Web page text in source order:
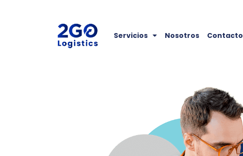
Servicios Nosotros Contacto